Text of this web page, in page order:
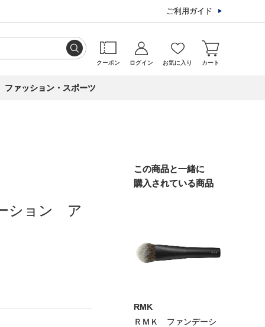
ご利用ガイド
クーポン ログイン お気に入り カート
ファッション・スポーツ
ション ア
この商品と一緒に
購入されている商品
RMK
ＲＭＫ ファンデーシ